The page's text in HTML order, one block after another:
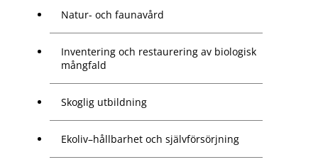
Natur- och faunavård
Inventering och restaurering av biologisk
mångfald
Skoglig utbildning
Ekoliv–hållbarhet och självförsörjning